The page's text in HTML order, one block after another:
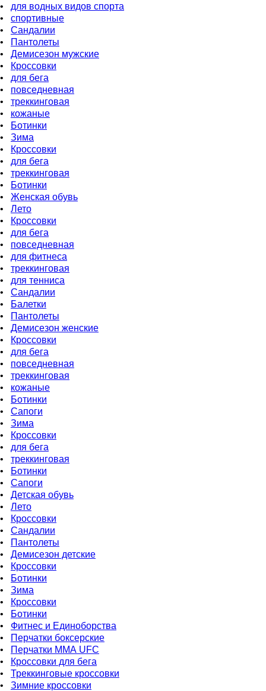
• для водных видов спорта
• спортивные
• Сандалии
•
Пантолеты
• Демисезон мужские
•
Кроссовки
• для бега
• повседневная
• треккинговая
• кожаные
•
Ботинки
• Зима
•
Кроссовки
• для бeга
• треккинговая
•
Ботинки
• Женская обувь
• Лето
•
Кроссовки
• для бега
• повседневная
• для фитнеса
• треккинговая
• для тенниса
• Сандалии
•
Балетки
•
Пантолеты
• Демисезон женские
•
Кроссовки
• для бега
• повседневная
• треккинговая
• кожаные
•
Бoтинки
• Сапоги
• Зима
•
Кроссовки
• для бега
• треккинговая
•
Ботинки
• Сапоги
• Детская обувь
• Летo
•
Кроссовки
• Сандалии
•
Пантолеты
• Демисезон детские
•
Кроссовки
•
Ботинки
• Зима
•
Кроссовки
•
Ботинки
• Фитнес и Единоборства
•
Перчатки боксерские
•
Перчатки ММА UFC
•
Кроссовки для бега
• Треккинговые кроссовки
• Зимние кроссовки